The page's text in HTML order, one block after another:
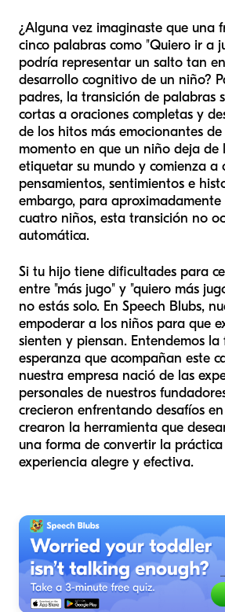
¿Alguna vez imaginaste que una
cinco palabras como "Quiero ir a
podría representar un salto tan
desarrollo cognitivo de un niño?
padres, la transición de palabras
cortas a oraciones completas y
de los hitos más emocionantes de
momento en que un niño deja de
etiquetar su mundo y comienza a
pensamientos, sentimientos e
embargo, para
cuatro niños, esta transición no
automática.
Si tu hijo tiene dificultades para
entre "más jugo" y "quiero más
no estás solo. En Speech Blubs,
empoderar a los niños para que
sienten y piensan. Entendemos
esperanza que acompañan este
nuestra empresa nació de las
personales de nuestros
crecieron enfrentando desafíos
crearon la herramienta que
una forma de convertir la
experiencia alegre y efectiva.